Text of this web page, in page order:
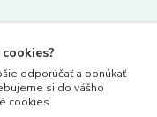
odporúčať a ponúkať
si do vášho
cookies.